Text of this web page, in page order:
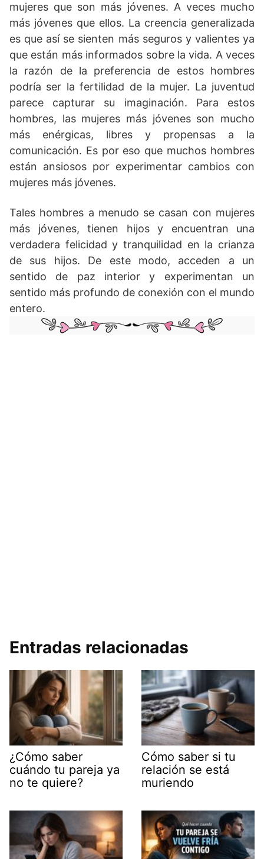
mujeres que son más jóvenes. A veces mucho
más jóvenes que ellos. La creencia generalizada
es que así se sienten más seguros y valientes ya
que están más informados sobre la vida. A veces
la razón de la preferencia de estos hombres
podría ser la fertilidad de la mujer. La juventud
parece capturar su imaginación. Para estos
hombres, las mujeres más jóvenes son mucho
más enérgicas, libres y propensas a la
comunicación. Es por eso que muchos hombres
están ansiosos por experimentar cambios con
mujeres más jóvenes.
Tales hombres a menudo se casan con mujeres
más jóvenes, tienen hijos y encuentran una
verdadera felicidad y tranquilidad en la crianza
de sus hijos. De este modo, acceden a un
sentido de paz interior y experimentan un
sentido más profundo de conexión con el mundo
entero.
Entradas relacionadas
¿Cómo saber
cuándo tu pareja ya
no te quiere?
Cómo saber si tu
relación se está
muriendo